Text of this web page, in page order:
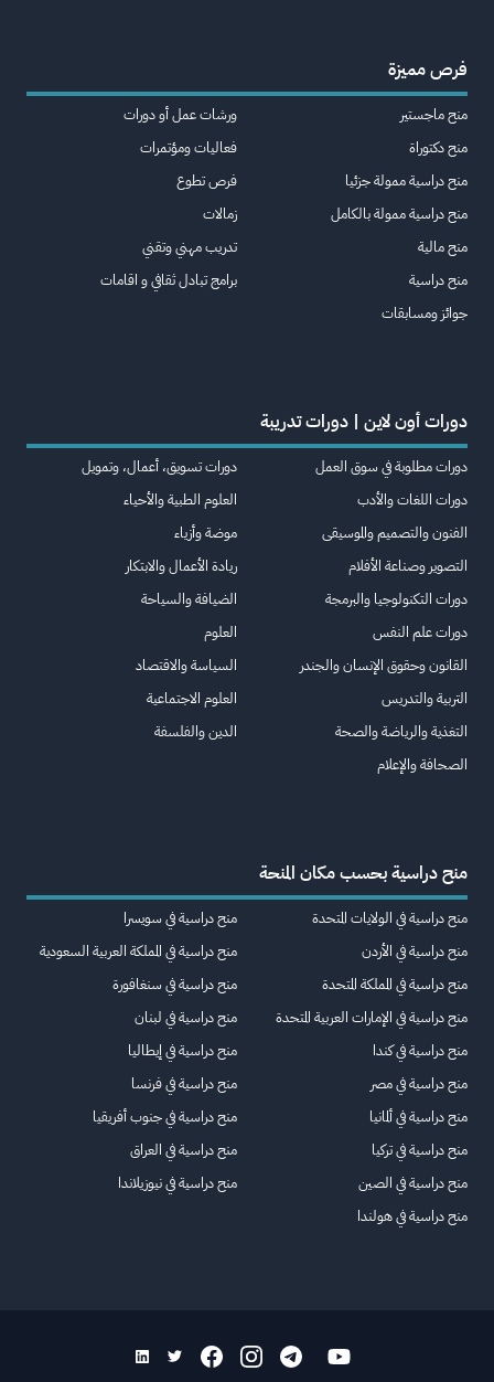
فرص مميزة
منح ماجستير
منح دكتوراة
منح دراسية ممولة جزئيا
منح دراسية ممولة بالكامل
منح مالية
منح دراسية
جوائز ومسابقات
ورشات عمل أو دورات
فعاليات ومؤتمرات
فرص تطوع
زمالات
تدريب مهني وتقني
برامج تبادل ثقافي و اقامات
دورات أون لاين | دورات تدريبة
دورات مطلوبة في سوق العمل
دورات اللغات والأدب
الفنون والتصميم والموسيقى
التصوير وصناعة الأفلام
دورات التكنولوجيا والبرمجة
دورات علم النفس
القانون وحقوق الإنسان والجندر
التربية والتدريس
التغذية والرياضة والصحة
الصحافة والإعلام
دورات تسويق، أعمال، وتمويل
العلوم الطبية والأحياء
موضة وأزياء
ريادة الأعمال والابتكار
الضيافة والسياحة
العلوم
السياسة والاقتصاد
العلوم الاجتماعية
الدين والفلسفة
منح دراسية بحسب مكان المنحة
منح دراسية في الولايات المتحدة
منح دراسية في الأردن
منح دراسية في المملكة المتحدة
منح دراسية في الإمارات العربية المتحدة
منح دراسية في كندا
منح دراسية في مصر
منح دراسية في ألمانيا
منح دراسية في تركيا
منح دراسية في الصين
منح دراسية في هولندا
منح دراسية في سويسرا
منح دراسية في المملكة العربية السعودية
منح دراسية في سنغافورة
منح دراسية في لبنان
منح دراسية في إيطاليا
منح دراسية في فرنسا
منح دراسية في جنوب أفريقيا
منح دراسية في العراق
منح دراسية في نيوزيلاندا